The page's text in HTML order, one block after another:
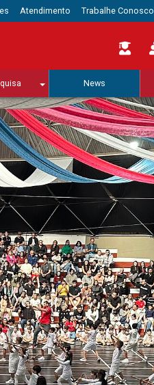
Atendimento Trabalhe Conosco
News